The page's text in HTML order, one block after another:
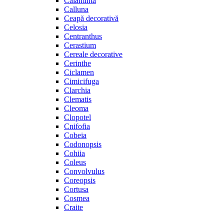
Calluna
Ceapă decorativă
Celosia
Centranthus
Cerastium
Cereale decorative
Cerinthe
Ciclamen
Cimicifuga
Clarchia
Clematis
Cleoma
Clopotel
Cnifofia
Cobeia
Codonopsis
Cohiia
Coleus
Convolvulus
Coreopsis
Cortusa
Cosmea
Craite